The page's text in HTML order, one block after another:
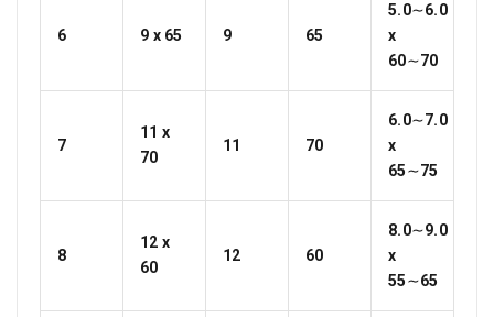
6 9 x 65 9 65
5.0∼6.0
x
60∼70
7
11 x
70
11 70
6.0∼7.0
x
65∼75
8
12 x
60
12 60
8.0∼9.0
x
55∼65